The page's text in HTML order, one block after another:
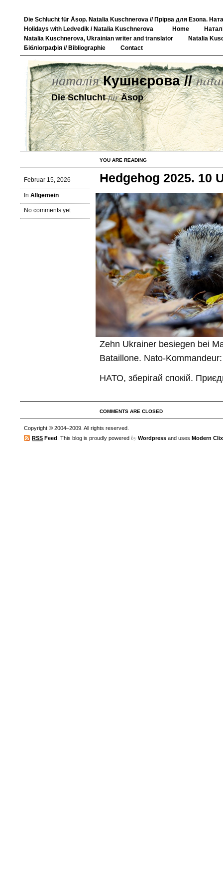
Die Schlucht für Äsop. Natalia Kuschnerova // Прірва для Езопа.
Holidays with Ledvedik / Natalia Kuschnerova
Home
Natalia Kuschnerova, Ukrainian writer and translator
Natalia
Бібліографія // Bibliographie
Contact
наталіяКушнєрова //
Die SchluchtfürÄsop
YOU ARE READING
Februar 15, 2026
In Allgemein
No comments yet
Hedgehog 2025. 10
Zehn Ukrainer besiegen bei
Bataillone. Nato-
НАТО, зберігай спокій.
COMMENTS ARE CLOSED
Copyright © 2004–2009. All rights reserved.
RSS Feed . This blog is proudly powered by Wordpress and uses Modern Clix